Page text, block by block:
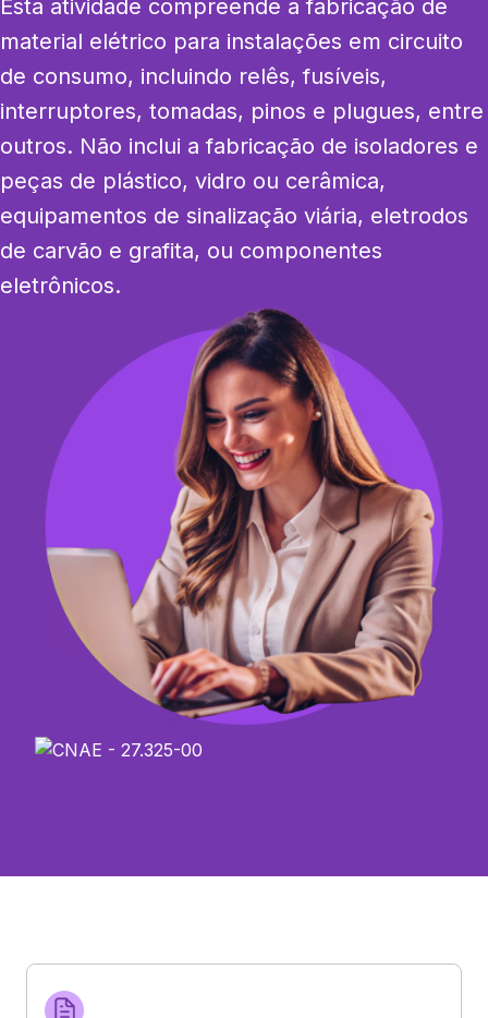
Esta atividade compreende a fabricação de
material elétrico para instalações em circuito
de consumo, incluindo relês, fusíveis,
interruptores, tomadas, pinos e plugues, entre
outros. Não inclui a fabricação de isoladores e
peças de plástico, vidro ou cerâmica,
equipamentos de sinalização viária, eletrodos
de carvão e grafita, ou componentes
eletrônicos.